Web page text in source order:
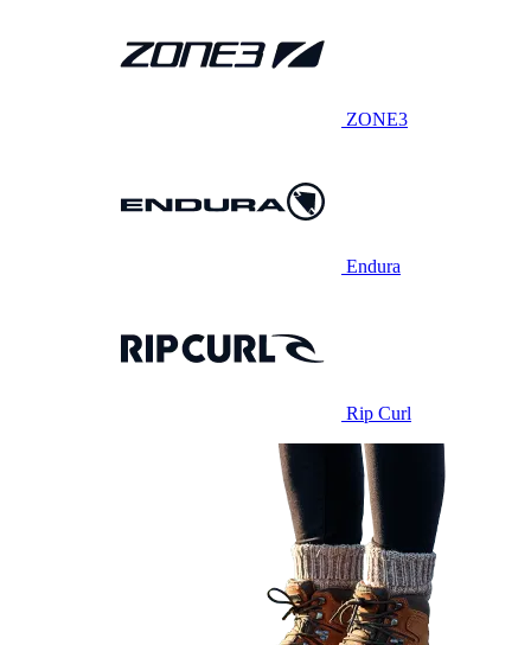
ZONE3
Endura
Rip Curl